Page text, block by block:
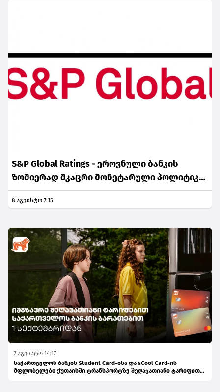
S&P Global Ratings - ეროვნული ბანკის
ზომიერად მკაცრი მონეტარული პოლიტიკა
ინფლაციური მოლოდინების სათანადო
დონეზე შენარჩუნებას უწყობს ხელს
8 აგვისტო 7:15
7 აგვისტო 14:17
საქართველოს ბანკის Student Card-ისა და sCool Card-ის
მფლობელები ქუთაისში ტრანსპორტზე შეღავათიანი ტარიფით